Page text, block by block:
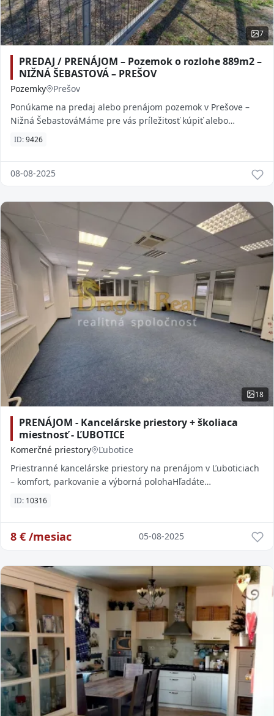
7
PREDAJ / PRENÁJOM – Pozemok o rozlohe 889m2 –
NIŽNÁ ŠEBASTOVÁ – PREŠOV
Pozemky
Prešov
Ponúkame na predaj alebo prenájom pozemok v Prešove –
Nižná ŠebastováMáme pre vás príležitosť kúpiť alebo
prenajať pozemok o rozlohe 889 m² v atraktív
ID:9426
08-08-2025
18
PRENÁJOM - Kancelárske priestory + školiaca
miestnosť - ĽUBOTICE
Komerčné priestory
Ľubotice
Priestranné kancelárske priestory na prenájom v Ľuboticiach
– komfort, parkovanie a výborná polohaHľadáte
ID: 10316
8 € /mesiac 05-08-2025